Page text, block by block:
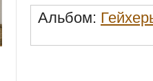
Альбом: